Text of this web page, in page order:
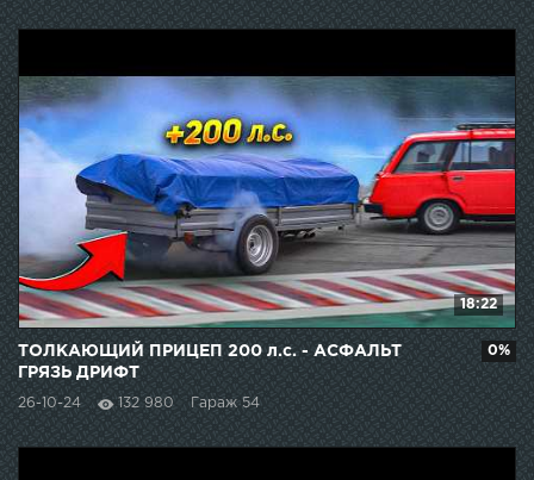
18:22
ТОЛКАЮЩИЙ ПРИЦЕП 200 л.с. - АСФАЛЬТ
ГРЯЗЬ ДРИФТ
26-10-24 132 980 Гараж 54
0%